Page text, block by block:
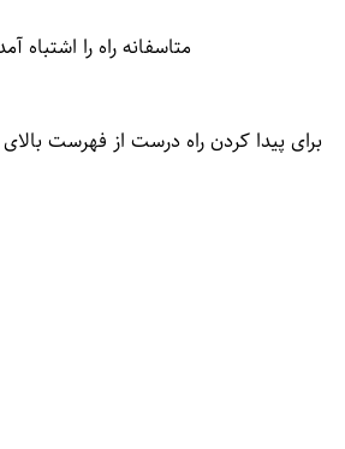
متاسفانه راه را اشتباه
برای پیدا کردن راه درست از فهرست